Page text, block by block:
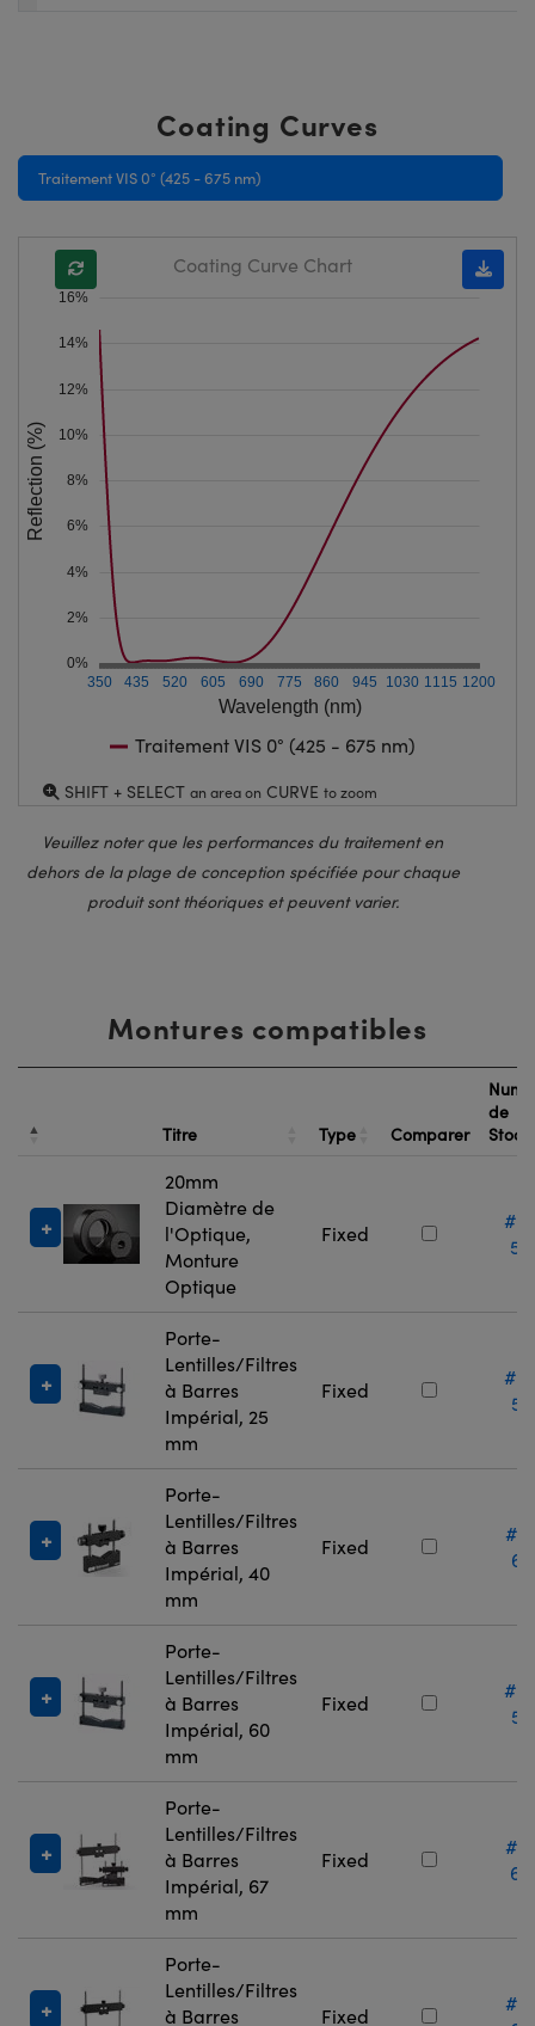
Coating Curves
Traitement VIS 0° (425 - 675 nm)
Wavelength (nm)
350 435 520 605 690 775 860 945 1030 1115 1200
0%
2%
4%
6%
8%
10%
12%
14%
16%
Reflection (%)
Coating Curve Chart
Traitement VIS 0° (425 - 675 nm)
SHIFT + SELECT an area on CURVE to zoom
Veuillez noter que les performances du traitement en
dehors de la plage de conception spécifiée pour chaque
produit sont théoriques et peuvent varier.
Montures compatibles
Titre Type Comparer
de
Stock
20mm
Diamètre de
l'Optique,
Monture
Optique
Fixed
Porte-
Lentilles/Filtres
à Barres
Impérial, 25
mm
Fixed
Porte-
Lentilles/Filtres
à Barres
Impérial, 40
mm
Fixed
Porte-
Lentilles/Filtres
à Barres
Impérial, 60
mm
Fixed
Porte-
Lentilles/Filtres
à Barres
Impérial, 67
mm
Fixed
Porte-
Lentilles/Filtres
à Barres
Fixed